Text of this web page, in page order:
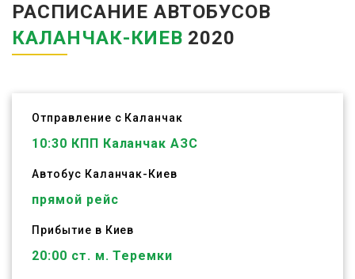
РАСПИСАНИЕ АВТОБУСОВ
КАЛАНЧАК-КИЕВ 2020
Отправление с Каланчак
10:30 КПП Каланчак АЗС
Автобус Каланчак- Киев
прямой рейс
Прибытие в Киев
20:00 ст. м. Теремки